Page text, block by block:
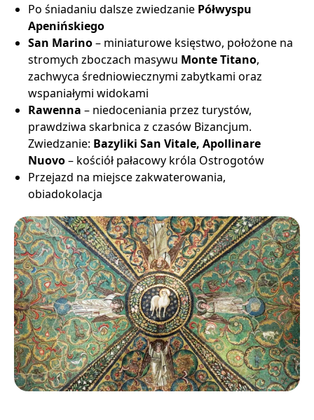
Po śniadaniu dalsze zwiedzanie Półwyspu
Apenińskiego
San Marino– miniaturowe księstwo, położone na
stromych zboczach masywu Monte Titano,
zachwyca średniowiecznymi zabytkami oraz
wspaniałymi widokami
Rawenna – niedoceniania przez turystów,
prawdziwa skarbnica z czasów Bizancjum.
Zwiedzanie: Bazyliki San Vitale, Apollinare
Nuovo– kościół pałacowy króla Ostrogotów
Przejazd na miejsce zakwaterowania,
obiadokolacja